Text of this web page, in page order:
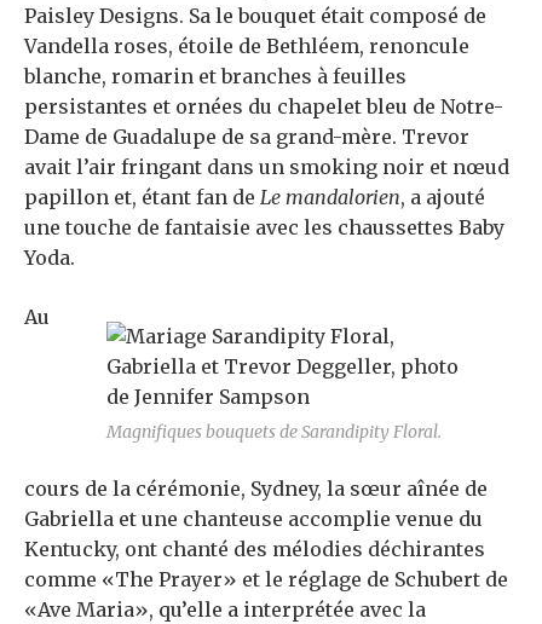
Paisley Designs. Sa le bouquet était composé de
Vandella roses, étoile de Bethléem, renoncule
blanche, romarin et branches à feuilles
persistantes et ornées du chapelet bleu de Notre-
Dame de Guadalupe de sa grand-mère. Trevor
avait l’air fringant dans un smoking noir et nœud
papillon et, étant fan de Le mandalorien, a ajouté
une touche de fantaisie avec les chaussettes Baby
Yoda.
Magnifiques bouquets de Sarandipity Floral.
Au
cours de la cérémonie, Sydney, la sœur aînée de
Gabriella et une chanteuse accomplie venue du
Kentucky, ont chanté des mélodies déchirantes
comme «The Prayer» et le réglage de Schubert de
«Ave Maria», qu’elle a interprétée avec la